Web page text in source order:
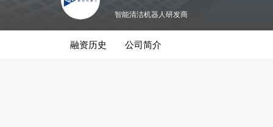
智能清洁机器人研发商
融资历史 公司简介